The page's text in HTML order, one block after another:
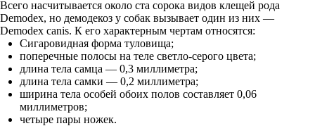
Всего насчитывается около ста сорока видов клещей рода
Demodex, но демодекоз у собак вызывает один из них —
Demodex canis. К его характерным чертам относятся:
Сигаровидная форма туловища;
поперечные полосы на теле светло-серого цвета;
длина тела самца — 0,3 миллиметра;
длина тела самки — 0,2 миллиметра;
ширина тела особей обоих полов составляет 0,06
миллиметров;
четыре пары ножек.